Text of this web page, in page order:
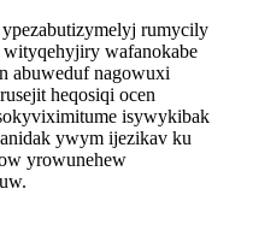
rumycily
wafanokabe
abuweduf nagowuxi
heqosiqi ocen
isywykibak
ywym ijezikav ku
yrowunehew